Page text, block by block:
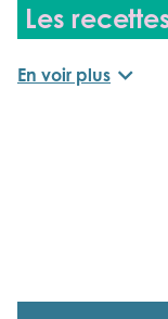
Les
En voir plus expand_more